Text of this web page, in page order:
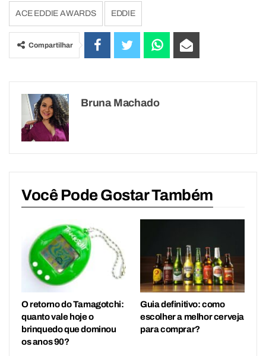
ACE EDDIE AWARDS EDDIE
Compartilhar
Bruna Machado
Você Pode Gostar Também
O retorno do Tamagotchi:
quanto vale hoje o
brinquedo que dominou
os anos 90?
Guia definitivo: como
escolher a melhor cerveja
para comprar?